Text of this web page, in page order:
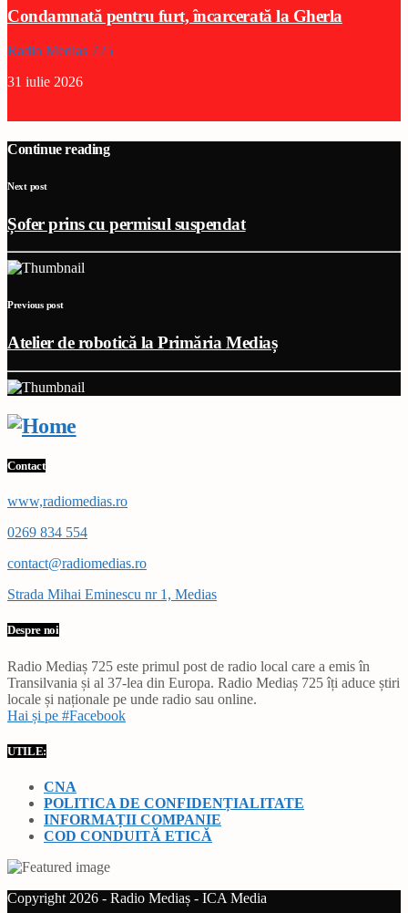
Condamnată pentru furt, încarcerată la Gherla
Radio Medias 725
31 iulie 2026
Continue reading
Next post
Șofer prins cu permisul suspendat
Previous post
Atelier de robotică la Primăria Mediaș
Contact
www,radiomedias.ro
0269 834 554
contact@radiomedias.ro
Strada Mihai Eminescu nr 1, Medias
Despre noi
Radio Mediaș 725 este primul post de radio local care a emis în
Transilvania și al 37-lea din Europa. Radio Mediaș 725 îți aduce știri
locale și naționale pe unde radio sau online.
Hai și pe #Facebook
UTILE:
CNA
POLITICA DE CONFIDENȚIALITATE
INFORMAȚII COMPANIE
COD CONDUITĂ ETICĂ
Copyright 2026 - Radio Mediaș - ICA Media